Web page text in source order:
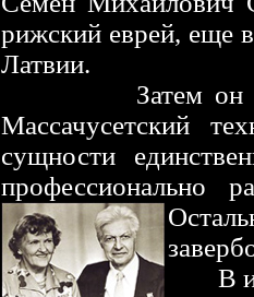
рижский еврей, еще
Латвии.
Затем
Массачусетский
сущности
профессионально
В